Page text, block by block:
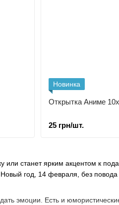
или станет ярким акцентом к
год, 14 февраля, без
эмоции. Есть и
Новинка
Открытка Аниме
25 грн/шт.